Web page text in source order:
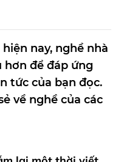
nay, nghề nhà
hơn để đáp ứng
tức của bạn đọc.
về nghề của các